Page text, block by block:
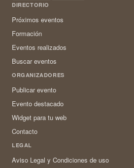
DIRECTORIO
Próximos eventos
Formación
Eventos realizados
Buscar eventos
ORGANIZADORES
Publicar evento
Evento destacado
Widget para tu web
Contacto
LEGAL
Aviso Legal y Condiciones de uso